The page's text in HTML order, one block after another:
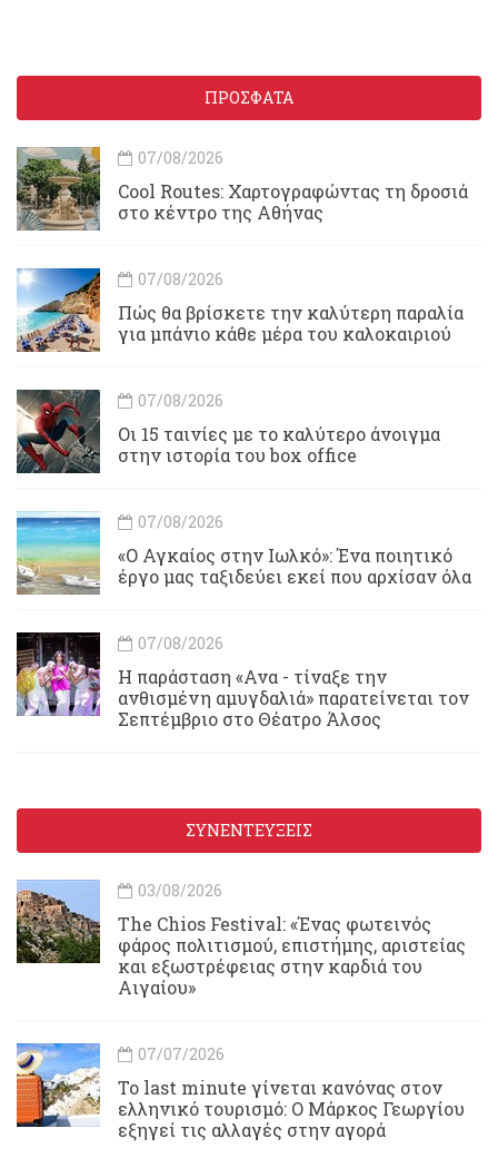
ΠΡΟΣΦΑΤΑ
07/08/2026
Cool Routes: Χαρτογραφώντας τη δροσιά
στο κέντρο της Αθήνας
07/08/2026
Πώς θα βρίσκετε την καλύτερη παραλία
για μπάνιο κάθε μέρα του καλοκαιριού
07/08/2026
Οι 15 ταινίες με το καλύτερο άνοιγμα
στην ιστορία του box office
07/08/2026
«Ο Αγκαίος στην Ιωλκό»: Ένα ποιητικό
έργο μας ταξιδεύει εκεί που αρχίσαν όλα
07/08/2026
Η παράσταση «Ανα - τίναξε την
ανθισμένη αμυγδαλιά» παρατείνεται τον
Σεπτέμβριο στο Θέατρο Άλσος
ΣΥΝΕΝΤΕΥΞΕΙΣ
03/08/2026
Τhe Chios Festival: «Ένας φωτεινός
φάρος πολιτισμού, επιστήμης, αριστείας
και εξωστρέφειας στην καρδιά του
Αιγαίου»
07/07/2026
Το last minute γίνεται κανόνας στον
ελληνικό τουρισμό: Ο Μάρκος Γεωργίου
εξηγεί τις αλλαγές στην αγορά